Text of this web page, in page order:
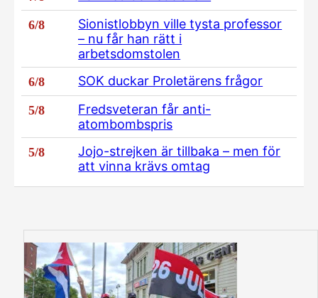
6/8
Sionistlobbyn ville tysta professor
– nu får han rätt i
arbetsdomstolen
6/8 SOK duckar Proletärens frågor
5/8
Fredsveteran får anti-
atombombspris
5/8
Jojo-strejken är tillbaka – men för
att vinna krävs omtag